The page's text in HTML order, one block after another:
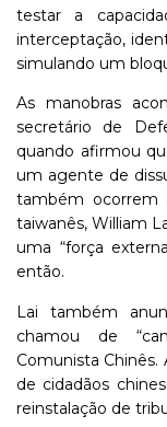
testar a
interceptação,
simulando um
As manobras
secretário de
quando afirmou
um agente de
também ocorrem
taiwanês, William
uma “força
então.
Lai também
chamou de
Comunista
de cidadãos
reinstalação de